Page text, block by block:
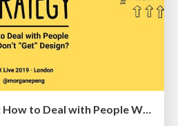
Design and Strategy: How to Deal with People Who Don’t "Get" Design